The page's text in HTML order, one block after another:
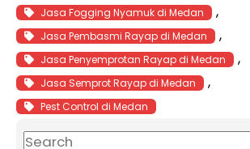
Jasa Fogging Nyamuk di Medan ,
Jasa Pembasmi Rayap di Medan ,
Jasa Penyemprotan Rayap di Medan ,
Jasa Semprot Rayap di Medan ,
Pest Control di Medan